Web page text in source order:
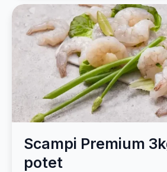
Scampi Premium
potet